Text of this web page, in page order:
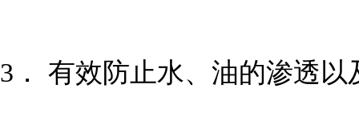
3． 有效防止水、油的渗透以